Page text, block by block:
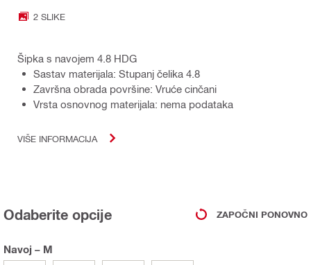
2 SLIKE
Šipka s navojem 4.8 HDG
Sastav materijala: Stupanj čelika 4.8
Završna obrada površine: Vruće cinčani
Vrsta osnovnog materijala: nema podataka
VIŠE INFORMACIJA
Odaberite opcije ZAPOČNI PONOVNO
Navoj – M